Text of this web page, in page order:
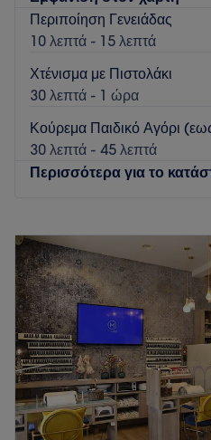
Περιποίηση Γενειάδας
10 λεπτά - 15 λεπτά
Χτένισμα με Πιστολάκι
30 λεπτά - 1 ώρα
Κούρεμα Παιδικό Αγόρι
30 λεπτά - 45 λεπτά
Περισσότερα για το
Τρίτη
Τετάρτη
Πέμπτη
Παρασκευή
Σάββατο
Κυριακή
Το TSAROUHAS Θέρμη είναι
στη Θέρμη. Προσφέρει μια